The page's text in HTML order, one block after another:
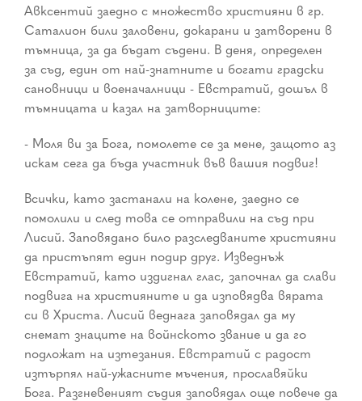
Авксентий заедно с множество християни в гр.
Саталион били заловени, докарани и затворени в
тъмница, за да бъдат съдени. В деня, определен
за съд, един от най-знатните и богати градски
сановници и военачалници - Евстратий, дошъл в
тъмницата и казал на затворниците:
- Моля ви за Бога, помолете се за мене, защото аз
искам сега да бъда участник във вашия подвиг!
Всички, като застанали на колене, заедно се
помолили и след това се отправили на съд при
Лисий. Заповядано било разследваните християни
да пристъпят един подир друг. Изведнъж
Евстратий, като издигнал глас, започнал да слави
подвига на християните и да изповядва вярата
си в Христа. Лисий веднага заповядал да му
снемат знаците на войнското звание и да го
подложат на изтезания. Евстратий с радост
изтърпял най-ужасните мъчения, прославяйки
Бога. Разгневеният съдия заповядал още повече да